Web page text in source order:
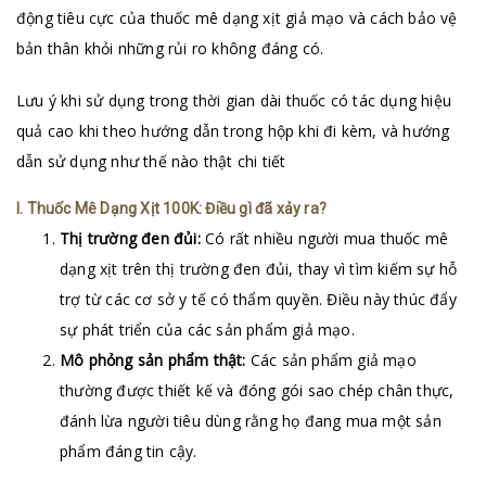
động tiêu cực của thuốc mê dạng xịt giả mạo và cách bảo vệ
bản thân khỏi những rủi ro không đáng có.
Lưu ý khi sử dụng trong thời gian dài thuốc có tác dụng hiệu
quả cao khi theo hướng dẫn trong hộp khi đi kèm, và hướng
dẫn sử dụng như thế nào thật chi tiết
I. Thuốc Mê Dạng Xịt 100K: Điều gì đã xảy ra?
Thị trường đen đủi:Có rất nhiều người mua thuốc mê
dạng xịt trên thị trường đen đủi, thay vì tìm kiếm sự hỗ
trợ từ các cơ sở y tế có thẩm quyền. Điều này thúc đẩy
sự phát triển của các sản phẩm giả mạo.
Mô phỏng sản phẩm thật: Các sản phẩm giả mạo
thường được thiết kế và đóng gói sao chép chân thực,
đánh lừa người tiêu dùng rằng họ đang mua một sản
phẩm đáng tin cậy.